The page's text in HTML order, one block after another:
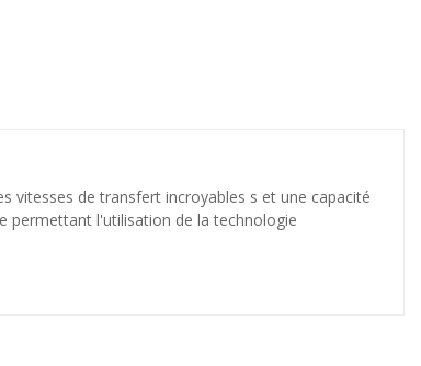
vitesses de transfert incroyables s et une capacité
permettant l'utilisation de la technologie